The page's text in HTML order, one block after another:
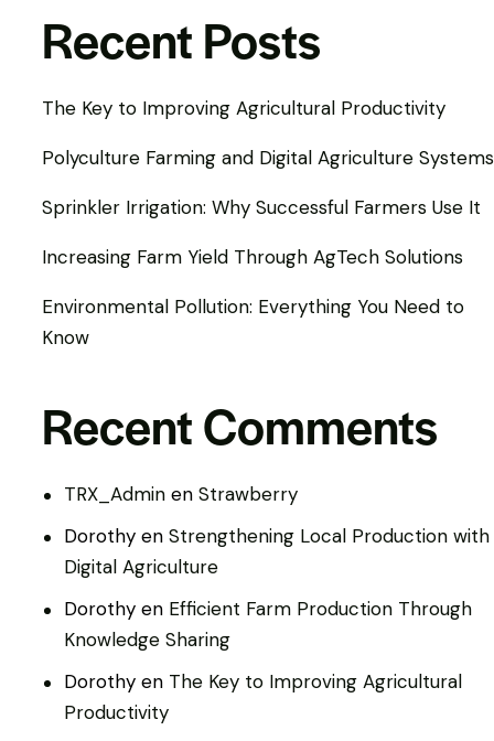
Recent Posts
The Key to Improving Agricultural Productivity
Polyculture Farming and Digital Agriculture Systems
Sprinkler Irrigation: Why Successful Farmers Use It
Increasing Farm Yield Through AgTech Solutions
Environmental Pollution: Everything You Need to
Know
Recent Comments
TRX_Admin enStrawberry
Dorothy enStrengthening Local Production with
Digital Agriculture
Dorothy en Efficient Farm Production Through
Knowledge Sharing
Dorothy en The Key to Improving Agricultural
Productivity